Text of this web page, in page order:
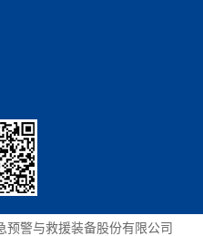
预警与救援装备股份有限公司